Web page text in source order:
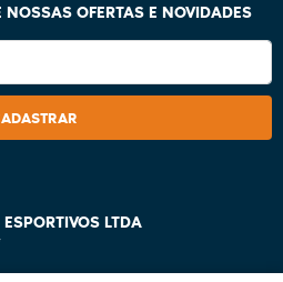
NOSSAS OFERTAS E NOVIDADES
LTDA